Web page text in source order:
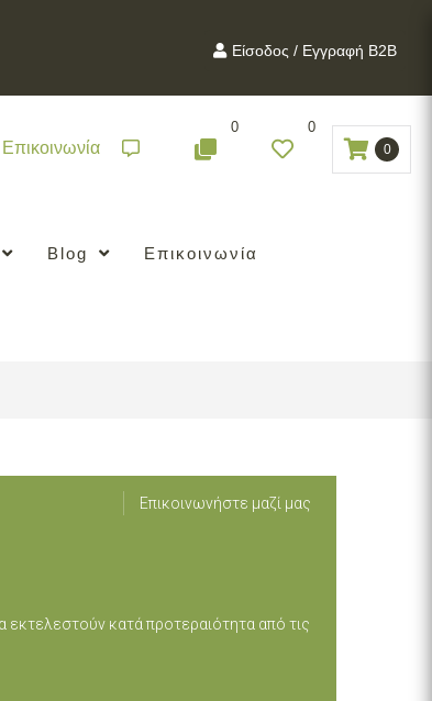
Είσοδος / Εγγραφή B2B
Επικοινωνία
0 0
0
Blog Επικοινωνία
Επικοινωνήστε μαζί μας
εκτελεστούν κατά προτεραιότητα από τις